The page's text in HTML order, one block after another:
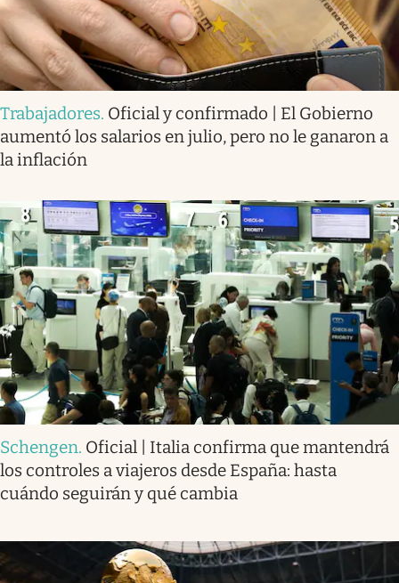
Trabajadores. Oficial y confirmado | El Gobierno
aumentó los salarios en julio, pero no le ganaron a
la inflación
Schengen. Oficial | Italia confirma que mantendrá
los controles a viajeros desde España: hasta
cuándo seguirán y qué cambia